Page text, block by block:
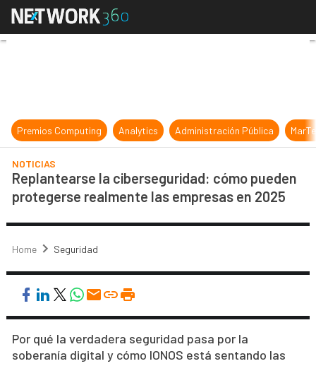
Replantearse la ciberseguridad:
Premios Computing Analytics Administración Pública
NOTICIAS
Replantearse la ciberseguridad: cómo pueden
protegerse realmente las empresas en 2025
Home Seguridad
Por qué la verdadera seguridad pasa por la
soberanía digital y cómo IONOS está sentando las